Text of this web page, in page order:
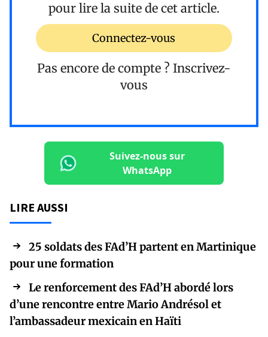
pour lire la suite de cet article.
Connectez-vous
Pas encore de compte ? Inscrivez-
vous
Suivez-nous sur
WhatsApp
LIRE AUSSI
25 soldats des FAd’H partent en Martinique
pour une formation
Le renforcement des FAd’H abordé lors
d’une rencontre entre Mario Andrésol et
l’ambassadeur mexicain en Haïti